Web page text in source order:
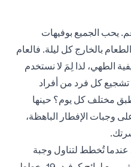
يحب الجميع بوفيهات
بالخارج كل ليلة. فالعام
الطهي، لذا لِمَ لا نستخدم
كل فرد من أفراد
مختلف كل يوم؟ حينها
وجبات الإفطار الباهظة،
عندما تُخطط لتناول وجبة